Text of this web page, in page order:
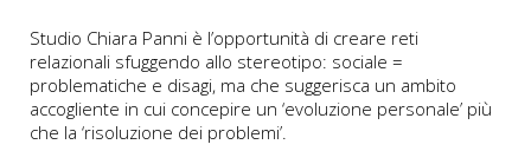
Studio Chiara Panni è l’opportunità di creare reti
relazionali sfuggendo allo stereotipo: sociale =
problematiche e disagi, ma che suggerisca un ambito
accogliente in cui concepire un ‘evoluzione personale’ più
che la ‘risoluzione dei problemi’.